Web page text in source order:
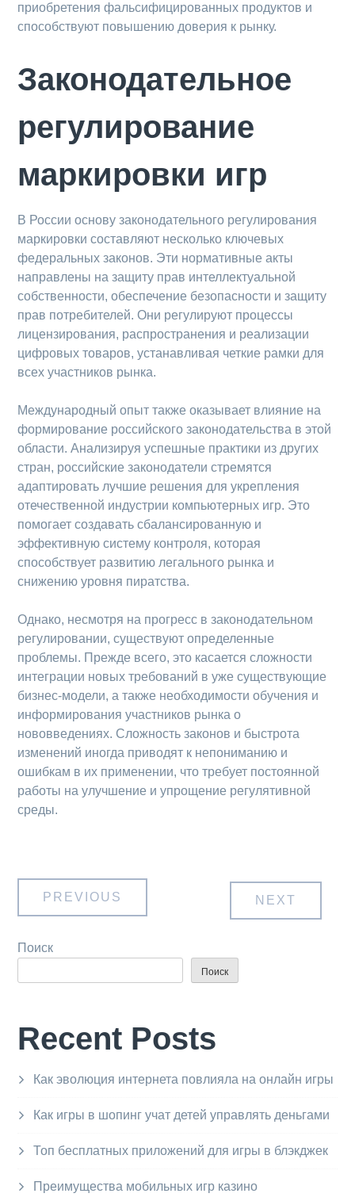
приобретения фальсифицированных продуктов и
способствуют повышению доверия к рынку.
Законодательное
регулирование
маркировки игр
В России основу законодательного регулирования
маркировки составляют несколько ключевых
федеральных законов. Эти нормативные акты
направлены на защиту прав интеллектуальной
собственности, обеспечение безопасности и защиту
прав потребителей. Они регулируют процессы
лицензирования, распространения и реализации
цифровых товаров, устанавливая четкие рамки для
всех участников рынка.
Международный опыт также оказывает влияние на
формирование российского законодательства в этой
области. Анализируя успешные практики из других
стран, российские законодатели стремятся
адаптировать лучшие решения для укрепления
отечественной индустрии компьютерных игр. Это
помогает создавать сбалансированную и
эффективную систему контроля, которая
способствует развитию легального рынка и
снижению уровня пиратства.
Однако, несмотря на прогресс в законодательном
регулировании, существуют определенные
проблемы. Прежде всего, это касается сложности
интеграции новых требований в уже существующие
бизнес-модели, а также необходимости обучения и
информирования участников рынка о
нововведениях. Сложность законов и быстрота
изменений иногда приводят к непониманию и
ошибкам в их применении, что требует постоянной
работы на улучшение и упрощение регулятивной
среды.
Навигация
по
PREVIOUS NEXT
Поиск
Поиск
Recent Posts
Как эволюция интернета повлияла на онлайн игры
Как игры в шопинг учат детей управлять деньгами
Топ бесплатных приложений для игры в блэкджек
Преимущества мобильных игр казино